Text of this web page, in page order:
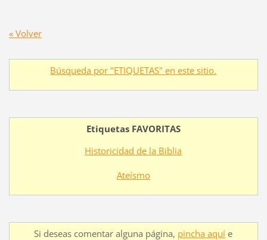
« Volver
Búsqueda por "ETIQUETAS" en este sitio.
Etiquetas FAVORITAS
Historicidad de la Biblia
Ateísmo
Si deseas comentar alguna página, pincha aquí e